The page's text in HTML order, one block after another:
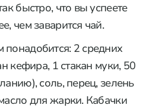
быстро, что вы успеете
чем заварится чай.
2 средних
кефира, 1 стакан муки, 50
соль, перец, зелень
для жарки. Кабачки